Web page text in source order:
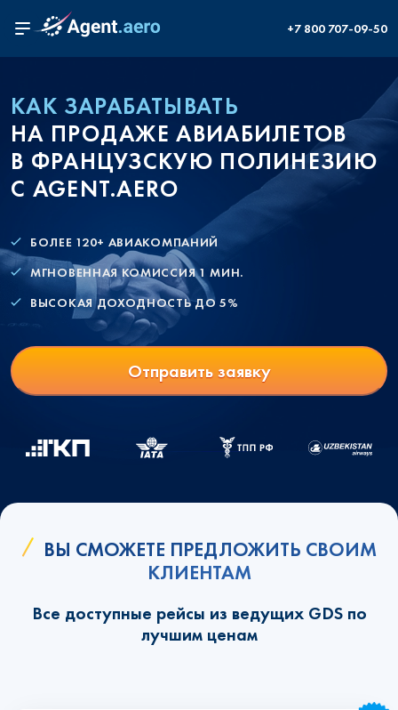
+7 800 707-09-50
КАК ЗАРАБАТЫВАТЬ
НА ПРОДАЖЕ АВИАБИЛЕТОВ
В ФРАНЦУЗСКУЮ ПОЛИНЕЗИЮ
С AGENT.AERO
БОЛЕЕ 120+ АВИАКОМПАНИЙ
МГНОВЕННАЯ КОМИССИЯ 1 МИН.
ВЫСОКАЯ ДОХОДНОСТЬ ДО 5%
Отправить заявку
ВЫ СМОЖЕТЕ ПРЕДЛОЖИТЬ СВОИМ
КЛИЕНТАМ
Все доступные рейсы из ведущих GDS по
лучшим ценам